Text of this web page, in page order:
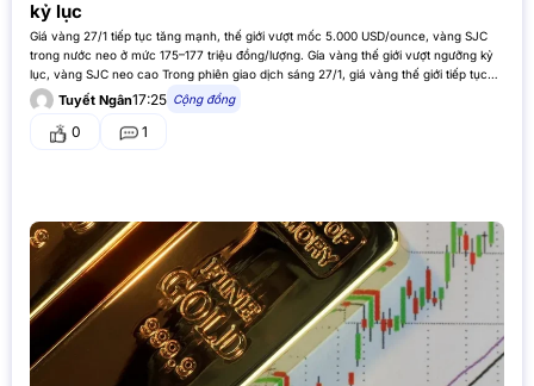
kỷ lục
Giá vàng 27/1 tiếp tục tăng mạnh, thế giới vượt mốc 5.000 USD/ounce, vàng SJC
trong nước neo ở mức 175–177 triệu đồng/lượng. Gía vàng thế giới vượt ngưỡng kỷ
lục, vàng SJC neo cao Trong phiên giao dịch sáng 27/1, giá vàng thế giới tiếp tục
đà tăng mạnh…
Tuyết Ngân17:25 Cộng đồng
0 1